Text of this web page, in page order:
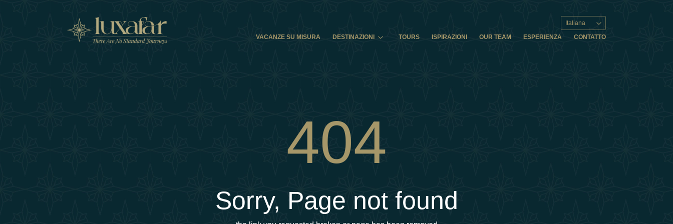
Italiana
VACANZE SU MISURA
DESTINAZIONI TOURS ISPIRAZIONI OUR TEAM ESPERIENZA CONTATTO
404
Sorry, Page not found